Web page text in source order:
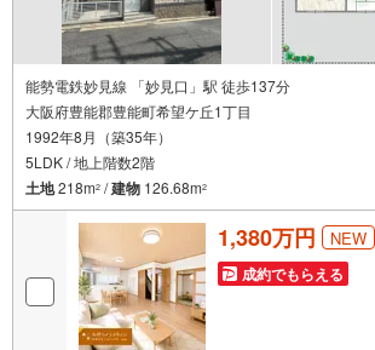
能勢電鉄妙見線 「妙見口」駅 徒歩137分
大阪府豊能郡豊能町希望ケ丘1丁目
1992年8月（築35年）
5LDK / 地上階数2階
土地218m2 /建物 126.68m2
1,380万円 NEW
成約でもらえる